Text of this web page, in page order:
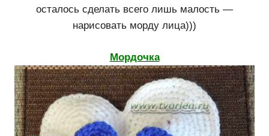
осталось сделать всего лишь малость —
нарисовать морду лица)))
Мордочка